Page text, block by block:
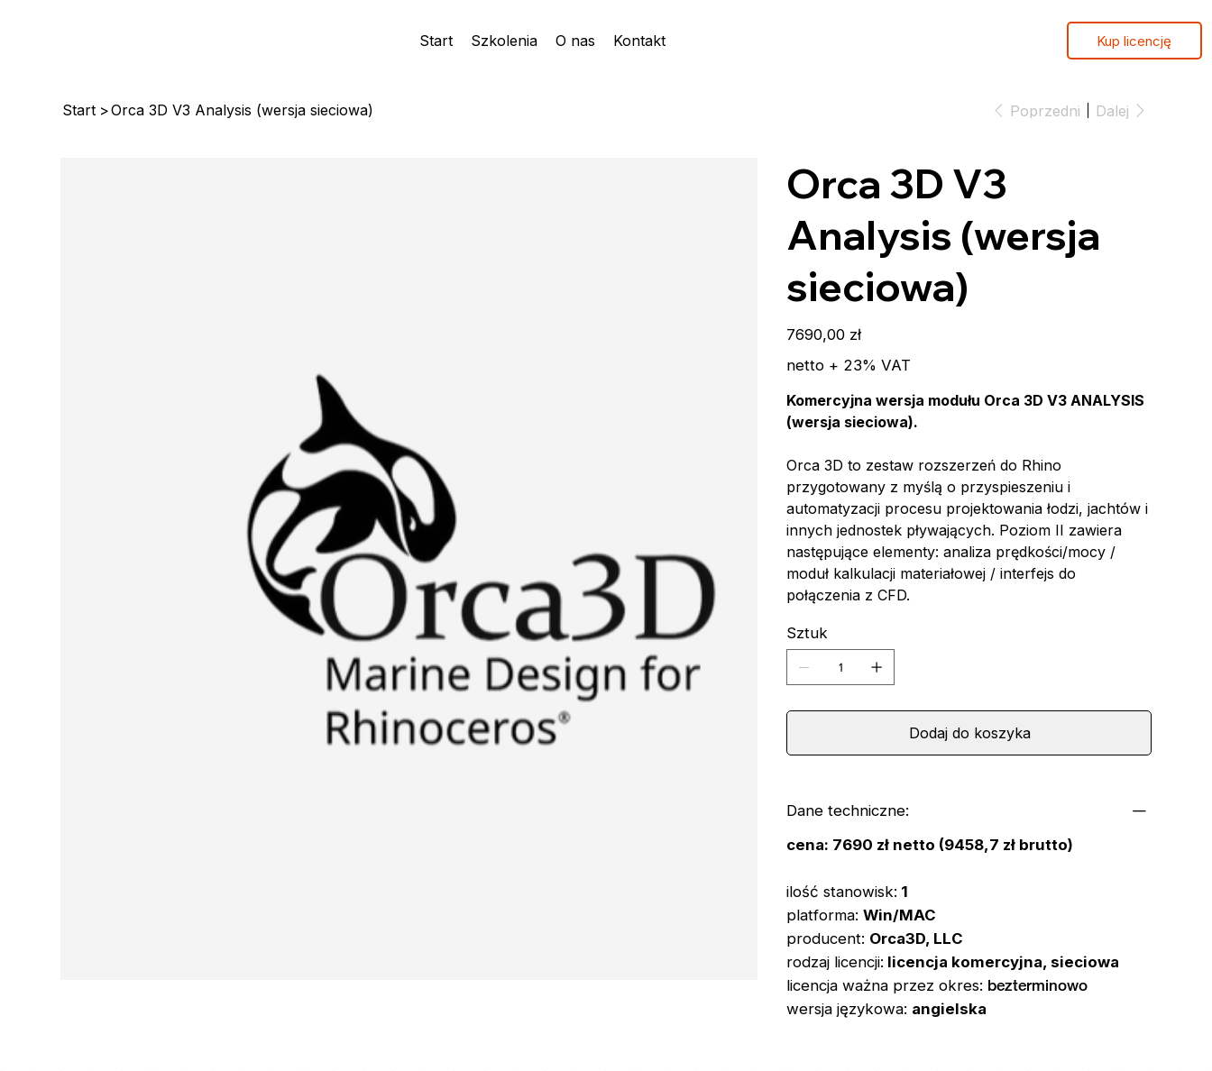
Start Szkolenia O nas Kontakt Kup licencję
Start >Orca 3D V3 Analysis (wersja sieciowa) Poprzedni Dalej
Orca 3D V3
Analysis (wersja
sieciowa)
7690,00 zł
netto + 23% VAT
Komercyjna wersja modułu Orca 3D V3 ANALYSIS
(wersja sieciowa).
Orca 3D to zestaw rozszerzeń do Rhino
przygotowany z myślą o przyspieszeniu i
automatyzacji procesu projektowania łodzi, jachtów i
innych jednostek pływających. Poziom II zawiera
następujące elementy: analiza prędkości/mocy /
moduł kalkulacji materiałowej / interfejs do
połączenia z CFD.
Sztuk
Dodaj do koszyka
Dane techniczne:
cena: 7690 zł netto (9458,7 zł brutto)
ilość stanowisk: 1
platforma:Win/MAC
producent: Orca3D, LLC
rodzaj licencji: licencja komercyjna, sieciowa
licencja ważna przez okres: bezterminowo
wersja językowa: angielska